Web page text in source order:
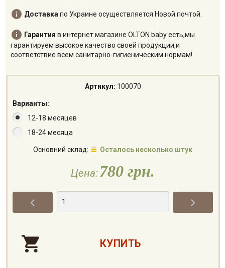
 Доставка по Украине осуществляется Новой почтой.
 Гарантия в интернет магазине OLTON baby есть,мы
гарантируем высокое качество своей продукции,и
соответствие всем санитарно-гигиеническим нормам!
Артикул: 100070
Варианты:
12-18 месяцев
18-24 месяца
Основний склад: Осталось несколько штук
Цена: 780 грн.
 